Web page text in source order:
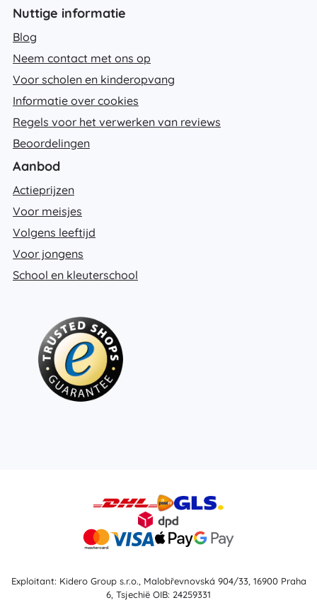
Nuttige informatie
Blog
Neem contact met ons op
Voor scholen en kinderopvang
Informatie over cookies
Regels voor het verwerken van reviews
Beoordelingen
Aanbod
Actieprijzen
Voor meisjes
Volgens leeftijd
Voor jongens
School en kleuterschool
Exploitant: Kidero Group s.r.o., Malobřevnovská 904/33, 16900 Praha
6, Tsjechië OIB: 24259331